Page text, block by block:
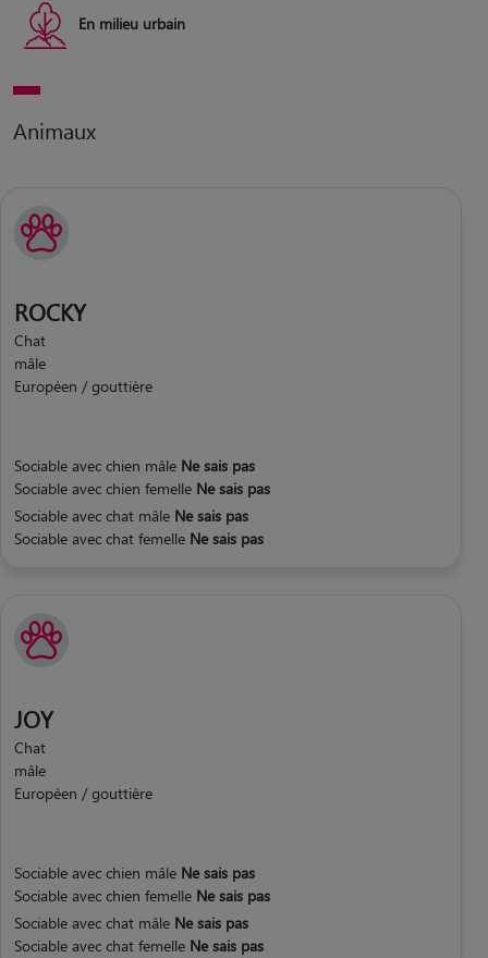
En milieu urbain
Animaux
ROCKY
Chat
mâle
Européen / gouttière
Sociable avec chien mâle Ne sais pas
Sociable avec chien femelle Ne sais pas
Sociable avec chat mâle Ne sais pas
Sociable avec chat femelle Ne sais pas
JOY
Chat
mâle
Européen / gouttière
Sociable avec chien mâle Ne sais pas
Sociable avec chien femelle Ne sais pas
Sociable avec chat mâle Ne sais pas
Sociable avec chat femelle Ne sais pas